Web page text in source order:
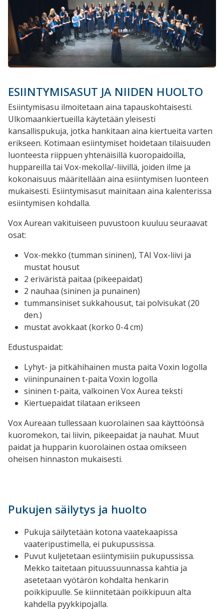
ESIINTYMISASUT JA NIIDEN HUOLTO
Esiintymisasu ilmoitetaan aina tapauskohtaisesti.
Ulkomaankiertueilla käytetään yleisesti
kansallispukuja, jotka hankitaan aina kiertueita varten
erikseen. Kotimaan esiintymiset hoidetaan tilaisuuden
luonteesta riippuen yhtenäisillä kuoropaidoilla,
huppareilla tai Vox-mekolla/-liivillä, joiden ilme ja
kokonaisuus määritellään aina esiintymisen luonteen
mukaisesti. Esiintymisasut mainitaan aina kalenterissa
esiintymisen kohdalla.
Vox Aurean vakituiseen puvustoon kuuluu seuraavat
osat:
Vox-mekko (tumman sininen), TAI Vox-liivi ja
mustat housut
2 eriväristä paitaa (pikeepaidat)
2 nauhaa (sininen ja punainen)
tummansiniset sukkahousut, tai polvisukat (20
den.)
mustat avokkaat (korko 0-4 cm)
Edustuspaidat:
Lyhyt- ja pitkähihainen musta paita Voxin logolla
viininpunainen t-paita Voxin logolla
sininen t-paita, valkoinen Vox Aurea teksti
Kiertuepaidat tilataan erikseen
Vox Aureaan tullessaan kuorolainen saa käyttöönsä
kuoromekon, tai liivin, pikeepaidat ja nauhat. Muut
paidat ja hupparin kuorolainen ostaa omikseen
oheisen hinnaston mukaisesti.
Pukujen säilytys ja huolto
Pukuja säilytetään kotona vaatekaapissa
vaateripustimella, ei pukupussissa.
Puvut kuljetetaan esiintymisiin pukupussissa.
Mekko taitetaan pituussuunnassa kahtia ja
asetetaan vyötärön kohdalta henkarin
poikkipuulle. Se kiinnitetään poikkipuun alta
kahdella pyykkipojalla.